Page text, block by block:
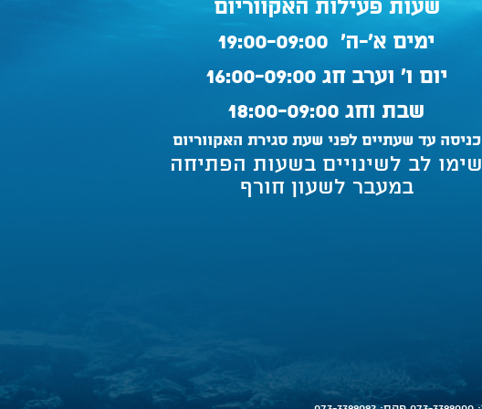
שעות פעילות האקווריום
ימים א'-ה' 19:00-09:00
יום ו' וערב חג 16:00-09:00
שבת וחג 18:00-09:00
כניסה עד שעתיים לפני שעת סגירת האקווריום
שימו לב לשינויים בשעות הפתיחה
במעבר לשעון חורף